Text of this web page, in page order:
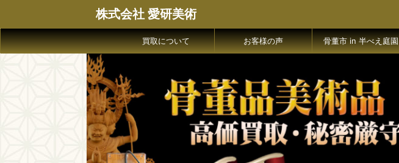
株式会社 愛研美術
買取について お客様の声 骨董市 in 半べえ庭園